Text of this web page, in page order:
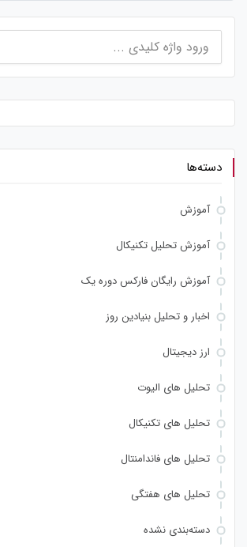
جستجو
برای:
دسته‌ها
آموزش
آموزش تحلیل تکنیکال
آموزش رایگان فارکس دوره یک
اخبار و تحلیل بنیادین روز
ارز دیجیتال
تحلیل های الیوت
تحلیل های تکنیکال
تحلیل های فاندامنتال
تحلیل های هفتگی
دسته‌بندی نشده